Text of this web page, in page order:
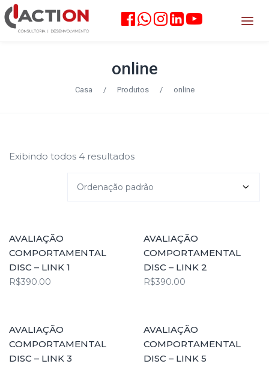
online
Casa / Produtos / online
Exibindo todos 4 resultados
AVALIAÇÃO
COMPORTAMENTAL
DISC – LINK 1
R$390.00
AVALIAÇÃO
COMPORTAMENTAL
DISC – LINK 2
R$390.00
AVALIAÇÃO
COMPORTAMENTAL
DISC – LINK 3
AVALIAÇÃO
COMPORTAMENTAL
DISC – LINK 5